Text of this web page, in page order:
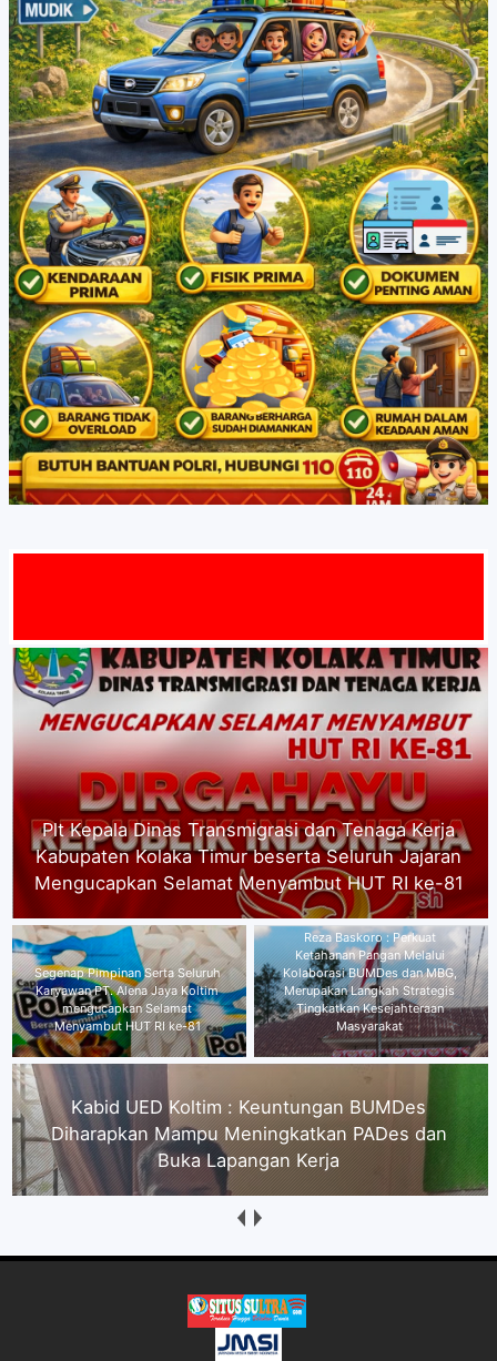
Segenap Pimpinan Serta Seluruh Karyawan PT.
Alena Jaya Koltim mengucapkan Selamat
Menyambut HUT RI ke-81
Reza Baskoro : Perkuat
Ketahanan Pangan Melalui
Kolaborasi BUMDes dan MBG,
Merupakan Langkah Strategis
Tingkatkan Kesejahteraan
Masyarakat
Kabid UED Koltim : Keuntungan
BUMDes Diharapkan Mampu
Meningkatkan PADes dan Buka
Lapangan Kerja
HMI Cabang Kolaka Desak Polres Usut Tuntas
Dugaan Ancaman CEO JNP terhadap Wartawan
Nasionalinfo.com